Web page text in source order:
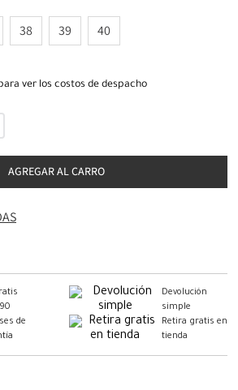
38 39 40
ver los costos de despacho
AGREGAR AL CARRO
Devolución
simple
de
Retira gratis en
tienda